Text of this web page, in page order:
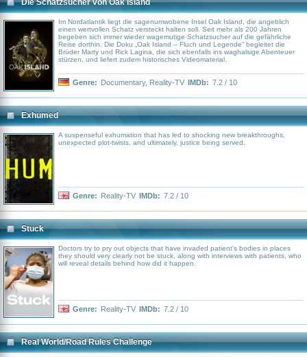
Die Schatzsucher von Oak Island
Im Nordatlantik liegt die sagenumwobene Insel Oak Island, die angeblich
einen wertvollen Schatz versteckt halten soll. Seit mehr als 200 Jahren
begeben sich immer wieder wagemutige Schatzsucher auf die gefährliche
Reise dorthin. Die Doku „Oak Island – Fluch und Legende“ begleitet die
Brüder Marty und Rick Lagina, die sich ebenfalls ins waghalsige Abenteuer
stürzen, und liefert zudem historisches Videomaterial.
Genre: Documentary, Reality-TV IMDb: 7.2 / 10
Exhumed
A suspenseful exhumation that has led to shocking new breakthroughs,
unexpected plot-twists, and ultimately, justice being served.
Genre: Reality-TV IMDb: 7.2 / 10
Stuck
Doctors try to pry out objects that have invaded patient's bodies in places
they should very clearly not be stuck, along with interviews with patients, who
will reveal details behind how did it happen.
Genre: Reality-TV IMDb: 7.2 / 10
Real World/Road Rules Challenge